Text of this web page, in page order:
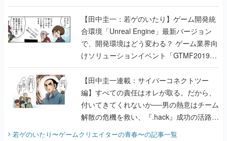
のいたり】
【田中圭一：若ゲのいたり】ゲーム開発統
合環境「Unreal Engine」最新バージョン
で、開発環境はどう変わる？ ゲーム業界向
けソリューションイベント「GTMF2019」
に行って、より理解を深めよう【PR】
【田中圭一連載：サイバーコネクトツー
編】すべての責任はオレが取る。だから、
付いてきてくれないか──男の熱意はチーム
解散の危機を救い、『.hack』成功の活路を
若ゲのいたり〜ゲームクリエイターの青春〜の記事一覧